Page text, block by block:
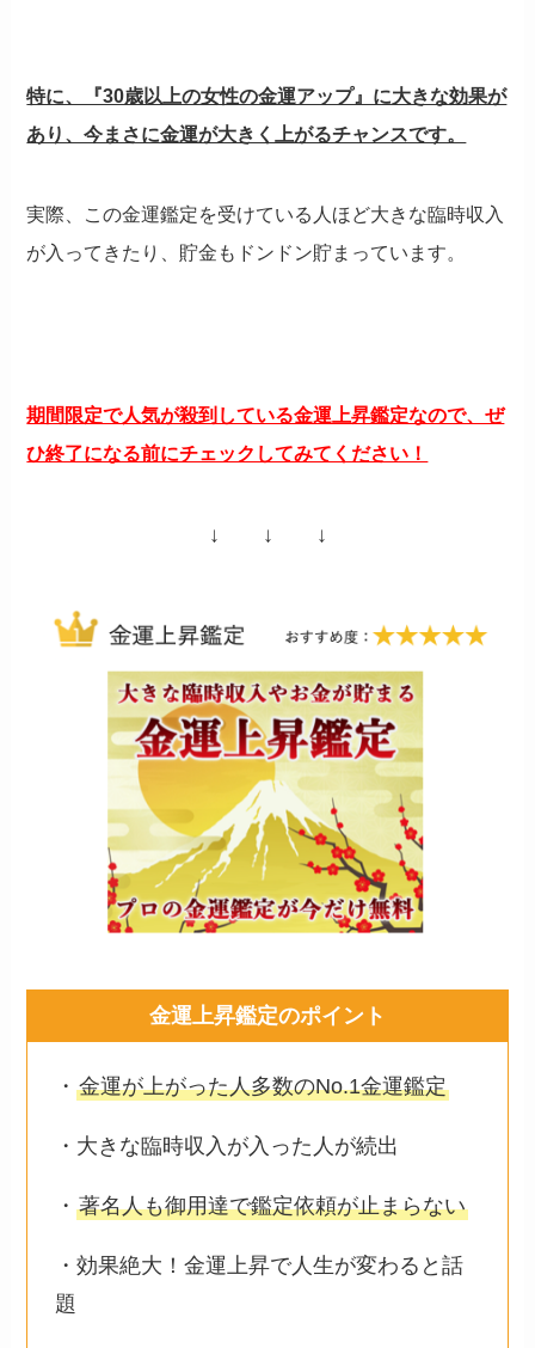
特に、『30歳以上の女性の金運アップ』に大きな効果が
あり、今まさに金運が大きく上がるチャンスです。
実際、この金運鑑定を受けている人ほど大きな臨時収入
が入ってきたり、貯金もドンドン貯まっています。
期間限定で人気が殺到している金運上昇鑑定なので、ぜ
ひ終了になる前にチェックしてみてください！
↓ ↓ ↓
金運上昇鑑定のポイント
・ 金運が上がった人多数のNo.1金運鑑定
・大きな臨時収入が入った人が続出
・ 著名人も御用達で鑑定依頼が止まらない
・効果絶大！金運上昇で人生が変わると話
題